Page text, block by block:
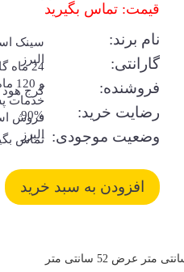
قیمت: تماس بگیرید
نام برند:
سینک
البرز
گارانتی:
24 ماه
و 120
خدمات
فروش
البرز
فروشنده: کرج هود
رضایت خرید: 90%
وضعیت موجودی: تماس